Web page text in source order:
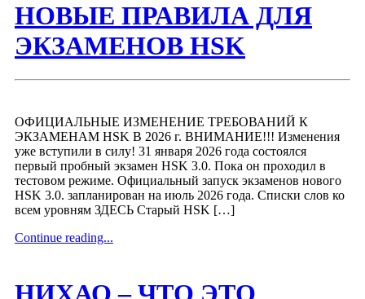
НОВЫЕ ПРАВИЛА ДЛЯ
ЭКЗАМЕНОВ HSK
ОФИЦИАЛЬНЫЕ ИЗМЕНЕНИЕ ТРЕБОВАНИЙ К
ЭКЗАМЕНАМ HSK В 2026 г. ВНИМАНИЕ!!! Изменения
уже вступили в силу! 31 января 2026 года состоялся
первый пробный экзамен HSK 3.0. Пока он проходил в
тестовом режиме. Официальный запуск экзаменов нового
HSK 3.0. запланирован на июль 2026 года. Списки слов ко
всем уровням ЗДЕСЬ Старый HSK […]
Continue reading...